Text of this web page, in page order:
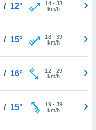
/ 12° 14- 33
km/h
/ 15° 18- 39
km/h
/ 16° 12- 29
km/h
/ 15° 19- 39
km/h